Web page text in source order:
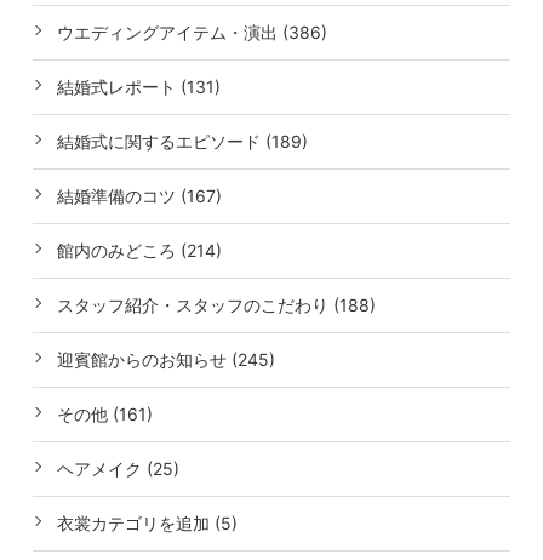
ウエディングアイテム・演出 (386)
結婚式レポート (131)
結婚式に関するエピソード (189)
結婚準備のコツ (167)
館内のみどころ (214)
スタッフ紹介・スタッフのこだわり (188)
迎賓館からのお知らせ (245)
その他 (161)
ヘアメイク (25)
衣裳カテゴリを追加 (5)